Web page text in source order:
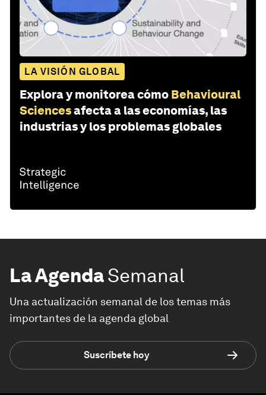
LA VISIÓN GLOBAL
Explora y monitorea cómo Behavioural
Sciencesafecta a las economías, las
industrias y los problemas globales
La AgendaSemanal
Una actualización semanal de los temas más
importantes de la agenda global
Suscríbete hoy